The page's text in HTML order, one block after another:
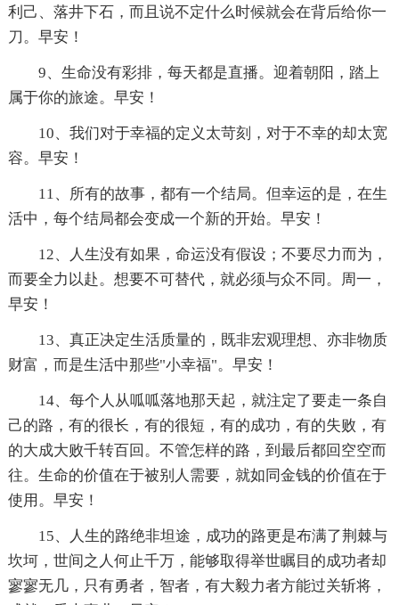
利己、落井下石，而且说不定什么时候就会在背后给你一
刀。早安！
9、生命没有彩排，每天都是直播。迎着朝阳，踏上
属于你的旅途。早安！
10、我们对于幸福的定义太苛刻，对于不幸的却太宽
容。早安！
11、所有的故事，都有一个结局。但幸运的是，在生
活中，每个结局都会变成一个新的开始。早安！
12、人生没有如果，命运没有假设；不要尽力而为，
而要全力以赴。想要不可替代，就必须与众不同。周一，
早安！
13、真正决定生活质量的，既非宏观理想、亦非物质
财富，而是生活中那些"小幸福"。早安！
14、每个人从呱呱落地那天起，就注定了要走一条自
己的路，有的很长，有的很短，有的成功，有的失败，有
的大成大败千转百回。不管怎样的路，到最后都回空空而
往。生命的价值在于被别人需要，就如同金钱的价值在于
使用。早安！
15、人生的路绝非坦途，成功的路更是布满了荆棘与
坎坷，世间之人何止千万，能够取得举世瞩目的成功者却
寥寥无几，只有勇者，智者，有大毅力者方能过关斩将，